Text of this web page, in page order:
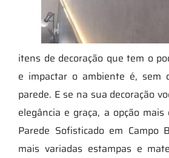
itens de decoração que tem o
e impactar o ambiente é, sem
parede. E se na sua decoração
elegância e graça, a opção
Parede Sofisticado em Campo
mais variadas estampas e